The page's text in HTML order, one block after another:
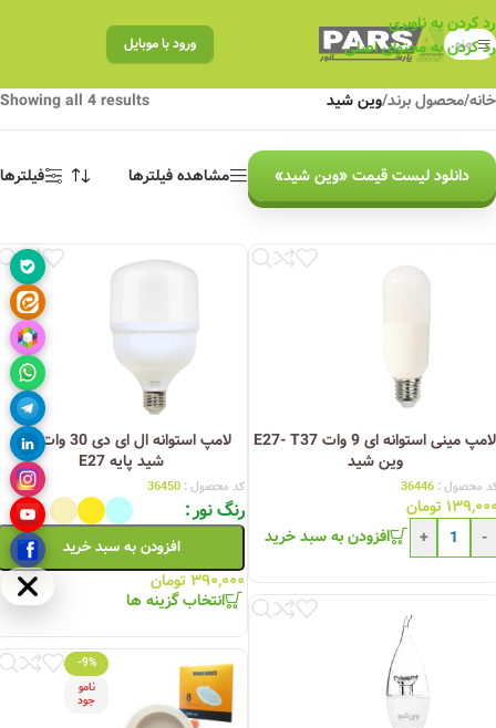
رد کردن به ناوبری
رد کردن به محتوای اصلی
منو ورود با موبایل
خانه/محصول برند/وین شید Showing all 4 results
دانلود لیست قیمت «وین شید» مشاهده فیلترها فیلترها
لامپ مینی استوانه ای 9 وات E27- T37
وین شید
محصول : 36446
تومان
-
+ افزودن به سبد خرید
لامپ استوانه ال ای دی 30 وات وین
شید پایه E27
کد محصول : 36450
رنگ نور
افزودن به سبد خرید
۳۹۰,۰۰۰ تومان
انتخاب گزینه ها
-9%
نامو
جود